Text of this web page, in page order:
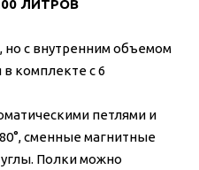
ЛИТРОВ
но с внутренним объемом
в комплекте с 6
петлями и
сменные магнитные
Полки можно